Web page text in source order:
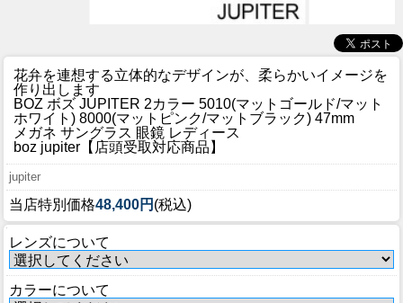
ITEM
ブログ
BLOG
会社概要
COMPANY
INFORMATION
花弁を連想する立体的なデザインが、柔らかいイメージを
作り出します
BOZ ボズ JUPITER 2カラー 5010(マットゴールド/マット
ホワイト) 8000(マットピンク/マットブラック) 47mm
メガネ サングラス 眼鏡 レディース
boz jupiter【店頭受取対応商品】
jupiter
当店特別価格48,400円 (税込)
レンズについて
カラーについて